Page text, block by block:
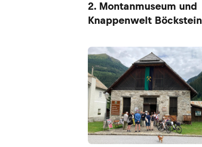
2. Montanmuseum und
Knappenwelt Böckstein